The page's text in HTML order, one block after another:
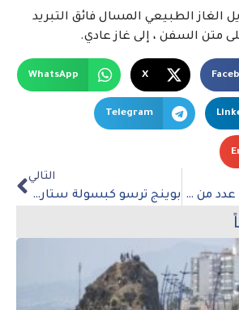
الغاز الطبيعي المسال فائق التبريد
X
WhatsApp
Telegram
يقول بوتيجيج “أي عدد من الحقوق يمكن أن يكون التالي” إذا رحل رو ضد ويد
التالي
بوينج ترسو كبسولة ستارلاينر في محطة الفضاء الدولية لأول مرة